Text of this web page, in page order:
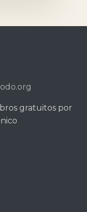
gratuitos por